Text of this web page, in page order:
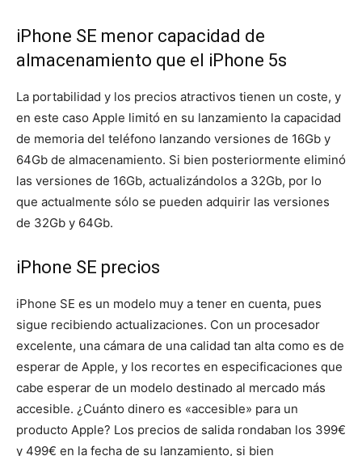
iPhone SE menor capacidad de
almacenamiento que el iPhone 5s
La portabilidad y los precios atractivos tienen un coste, y
en este caso Apple limitó en su lanzamiento la capacidad
de memoria del teléfono lanzando versiones de 16Gb y
64Gb de almacenamiento. Si bien posteriormente eliminó
las versiones de 16Gb, actualizándolos a 32Gb, por lo
que actualmente sólo se pueden adquirir las versiones
de 32Gb y 64Gb.
iPhone SE precios
iPhone SE es un modelo muy a tener en cuenta, pues
sigue recibiendo actualizaciones. Con un procesador
excelente, una cámara de una calidad tan alta como es de
esperar de Apple, y los recortes en especificaciones que
cabe esperar de un modelo destinado al mercado más
accesible. ¿Cuánto dinero es «accesible» para un
producto Apple? Los precios de salida rondaban los 399€
y 499€ en la fecha de su lanzamiento, si bien